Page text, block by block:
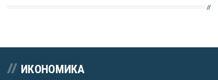
ИКОНОМИКА